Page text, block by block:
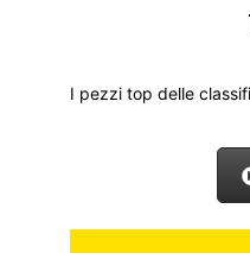
I pezzi top delle